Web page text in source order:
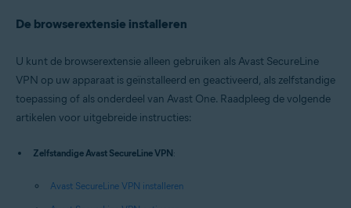
De browserextensie installeren
U kunt de browserextensie alleen gebruiken als Avast SecureLine
VPN op uw apparaat is geïnstalleerd en geactiveerd, als zelfstandige
toepassing of als onderdeel van Avast One. Raadpleeg de volgende
artikelen voor uitgebreide instructies:
Zelfstandige Avast SecureLine VPN:
Avast SecureLine VPN installeren